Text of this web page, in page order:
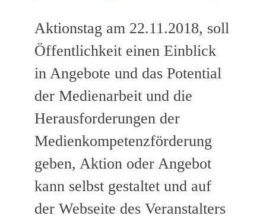
Aktionstag am 22.11.2018, soll
Öffentlichkeit einen Einblick
in Angebote und das Potential
der Medienarbeit und die
Herausforderungen der
Medienkompetenzförderung
geben, Aktion oder Angebot
kann selbst gestaltet und auf
der Webseite des Veranstalters